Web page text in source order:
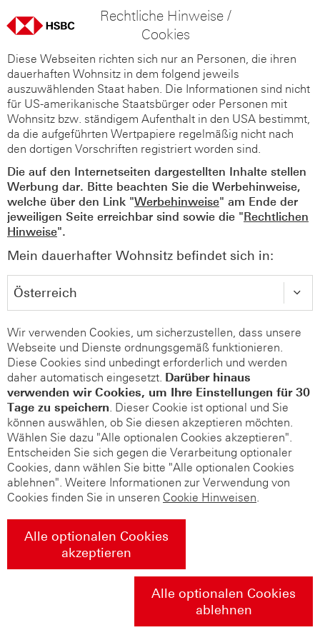
Rechtliche Hinweise /
Cookies
Diese Webseiten richten sich nur an Personen, die ihren
dauerhaften Wohnsitz in dem folgend jeweils
auszuwählenden Staat haben. Die Informationen sind nicht
für US-amerikanische Staatsbürger oder Personen mit
Wohnsitz bzw. ständigem Aufenthalt in den USA bestimmt,
da die aufgeführten Wertpapiere regelmäßig nicht nach
den dortigen Vorschriften registriert worden sind.
Die auf den Internetseiten dargestellten Inhalte stellen
Werbung dar. Bitte beachten Sie die Werbehinweise,
welche über den Link "Werbehinweise" am Ende der
jeweiligen Seite erreichbar sind sowie die "Rechtlichen
Hinweise".
Mein dauerhafter Wohnsitz befindet sich in:
Wir verwenden Cookies, um sicherzustellen, dass unsere
Webseite und Dienste ordnungsgemäß funktionieren.
Diese Cookies sind unbedingt erforderlich und werden
daher automatisch eingesetzt. Darüber hinaus
verwenden wir Cookies, um Ihre Einstellungen für 30
Tage zu speichern. Dieser Cookie ist optional und Sie
können auswählen, ob Sie diesen akzeptieren möchten.
Wählen Sie dazu "Alle optionalen Cookies akzeptieren".
Entscheiden Sie sich gegen die Verarbeitung optionaler
Cookies, dann wählen Sie bitte "Alle optionalen Cookies
ablehnen". Weitere Informationen zur Verwendung von
Cookies finden Sie in unseren Cookie Hinweisen.
Alle optionalen Cookies
akzeptieren
Alle optionalen Cookies
ablehnen